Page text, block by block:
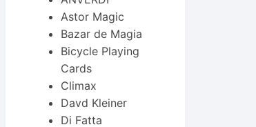
Astor Magic
Bazar de Magia
Bicycle Playing
Cards
Climax
Davd Kleiner
Di Fatta